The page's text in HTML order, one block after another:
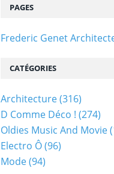
PAGES
Frederic Genet
CATÉGORIES
Architecture(316)
D Comme Déco ! (274)
Oldies Music And Movie
Electro Ô(96)
Mode(94)